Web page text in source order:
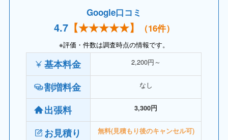
Google口コミ
4.7【★★★★★】 （16件）
※評価・件数は調査時点の情報です。
基本料金 2,200円～
割増料金 なし
出張料 3,300円
お見積り 無料(見積もり後のキャンセル可)